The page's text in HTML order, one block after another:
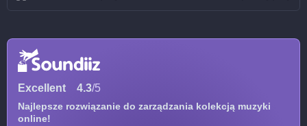
Excellent 4.3/5
Najlepsze rozwiązanie do zarządzania kolekcją muzyki
online!